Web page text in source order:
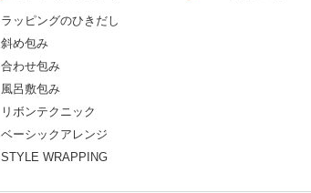
ラッピングのひきだし
斜め包み
合わせ包み
風呂敷包み
リボンテクニック
ベーシックアレンジ
STYLE WRAPPING